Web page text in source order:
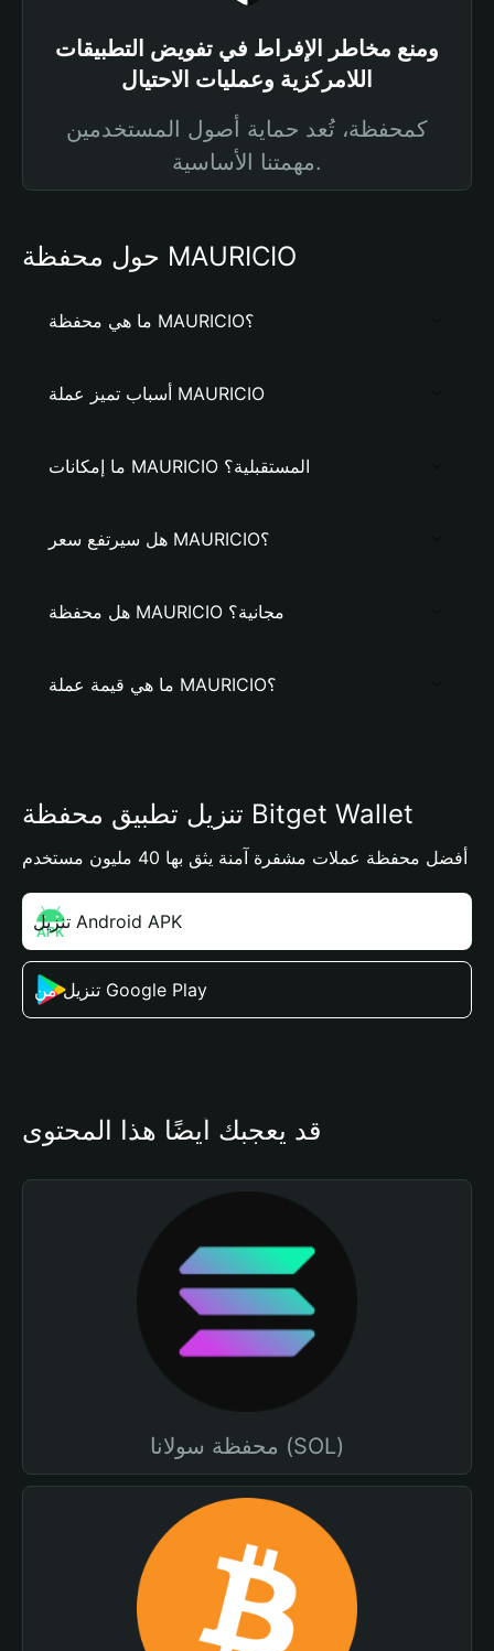
ومنع مخاطر الإفراط في تفويض التطبيقات
اللامركزية وعمليات الاحتيال
كمحفظة، تُعد حماية أصول المستخدمين
مهمتنا الأساسية.
حول محفظة MAURICIO
ما هي محفظة MAURICIO؟
أسباب تميز عملة MAURICIO
ما إمكانات MAURICIO المستقبلية؟
هل سيرتفع سعر MAURICIO؟
هل محفظة MAURICIO مجانية؟
ما هي قيمة عملة MAURICIO؟
تنزيل تطبيق محفظة Bitget Wallet
أفضل محفظة عملات مشفرة آمنة يثق بها 40 مليون مستخدم
تنزيل Android APK
تنزيل من Google Play
قد يعجبك أيضًا هذا المحتوى
محفظة سولانا (SOL)